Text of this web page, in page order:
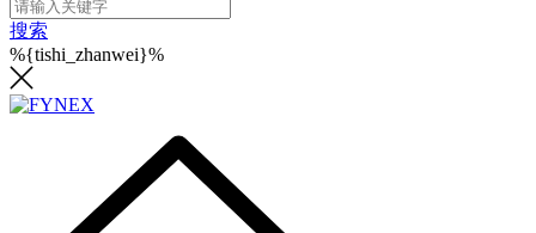
搜索
%{tishi_zhanwei}%